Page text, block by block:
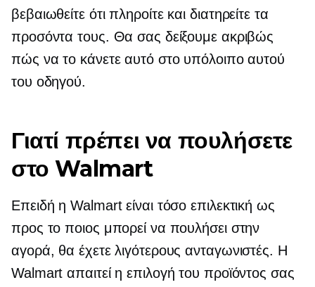
βεβαιωθείτε ότι πληροίτε και διατηρείτε τα
προσόντα τους. Θα σας δείξουμε ακριβώς
πώς να το κάνετε αυτό στο υπόλοιπο αυτού
του οδηγού.
Γιατί πρέπει να πουλήσετε
στο Walmart
Επειδή η Walmart είναι τόσο επιλεκτική ως
προς το ποιος μπορεί να πουλήσει στην
αγορά, θα έχετε λιγότερους ανταγωνιστές. Η
Walmart απαιτεί η επιλογή του προϊόντος σας